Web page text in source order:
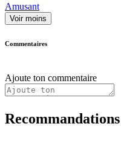
Amusant
Voir moins
Commentaires
Ajoute ton commentaire
Recommandations